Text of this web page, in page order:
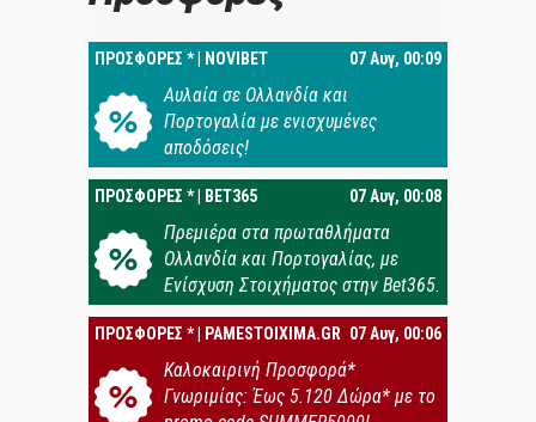
ΠΡΟΣΦΟΡΕΣ * | NOVIBET 07 Αυγ, 00:09
Αυλαία σε Ολλανδία και
Πορτογαλία με ενισχυμένες
αποδόσεις!
ΠΡΟΣΦΟΡΕΣ * | BET365 07 Αυγ, 00:08
Πρεμιέρα στα πρωταθλήματα
Ολλανδία και Πορτογαλίας, με
Ενίσχυση Στοιχήματος στην Bet365.
ΠΡΟΣΦΟΡΕΣ * | PAMESTOIXIMA.GR 07 Αυγ, 00:06
Καλοκαιρινή Προσφορά*
Γνωριμίας: Έως 5.120 Δώρα* με το